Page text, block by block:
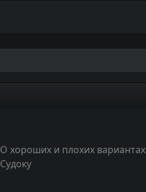
О хороших и плохих вариантах
Судоку